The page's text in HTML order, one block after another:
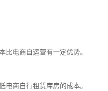
比电商自运营有一定优势。
电商自行租赁库房的成本。